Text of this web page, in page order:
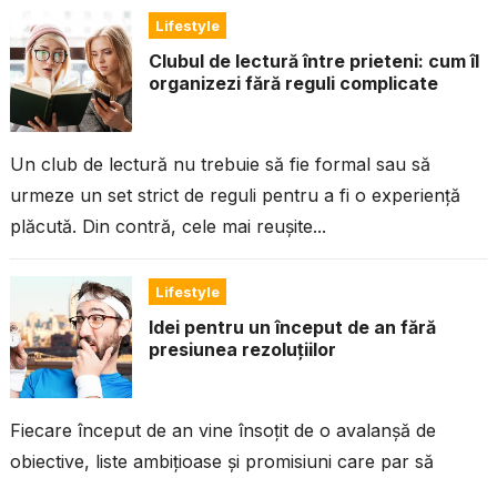
Lifestyle
Clubul de lectură între prieteni: cum îl
organizezi fără reguli complicate
Un club de lectură nu trebuie să fie formal sau să
urmeze un set strict de reguli pentru a fi o experiență
plăcută. Din contră, cele mai reușite...
Lifestyle
Idei pentru un început de an fără
presiunea rezoluțiilor
Fiecare început de an vine însoțit de o avalanșă de
obiective, liste ambițioase și promisiuni care par să